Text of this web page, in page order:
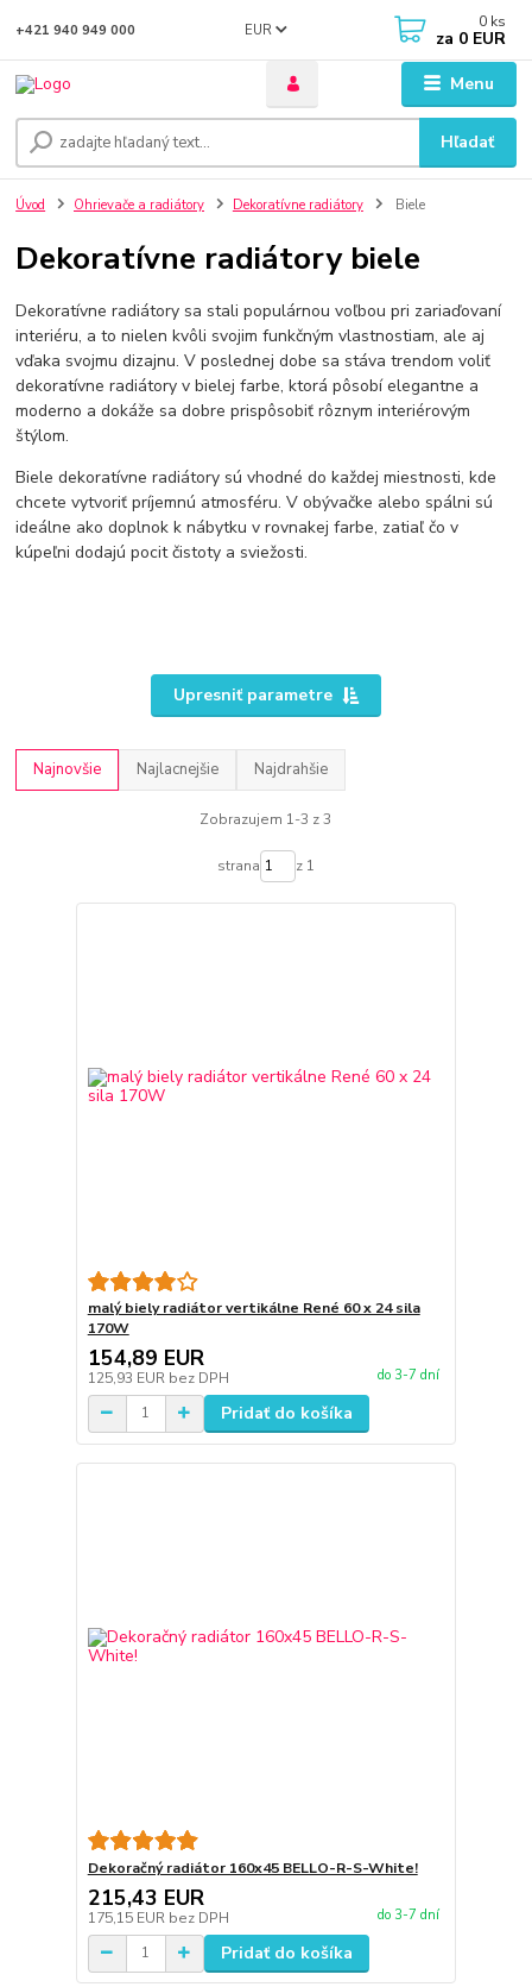
Menu
EUR
Hľadať
+421 940 949 000 0 ks
za 0 EUR
Úvod Ohrievače a radiátory Dekoratívne radiátory Biele
Dekoratívne radiátory biele
Dekoratívne radiátory sa stali populárnou voľbou pri zariaďovaní
interiéru, a to nielen kvôli svojim funkčným vlastnostiam, ale aj
vďaka svojmu dizajnu. V poslednej dobe sa stáva trendom voliť
dekoratívne radiátory v bielej farbe, ktorá pôsobí elegantne a
moderno a dokáže sa dobre prispôsobiť rôznym interiérovým
štýlom.
Biele dekoratívne radiátory sú vhodné do každej miestnosti, kde
chcete vytvoriť príjemnú atmosféru. V obývačke alebo spálni sú
ideálne ako doplnok k nábytku v rovnakej farbe, zatiaľ čo v
kúpeľni dodajú pocit čistoty a sviežosti.
Upresniť parametre
Najnovšie Najlacnejšie Najdrahšie
Zobrazujem 1-3 z 3
strana z 1
malý biely radiátor vertikálne René 60 x 24 sila
170W
154,89 EUR
125,93 EUR bez DPH do 3-7 dní
Pridať do košíka
Dekoračný radiátor 160x45 BELLO-R-S-White!
215,43 EUR
175,15 EUR bez DPH do 3-7 dní
Pridať do košíka